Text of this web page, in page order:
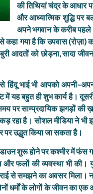
की तिथियां चंद्र के आधार पर
और आध्यात्मिक शुद्धि पर
अपने भगवान के करीब पहले
गया है कि उपवास (रोज़ा)
आदतों को छोड़ना, सादा
ऐसे हिंदू भाई भी आपको
में यह बहुत ही शुभ कार्य है।
पर साम्प्रदायिक झगड़ों
रहा है। सोशल मीडिया ने
पर उद्धृत किया जा सकता है।
शुरू होने पर कश्मीर में फंस
और फलों की व्यवस्था भी की।
से समझने का अवसर मिला।
धर्मों के लोगों के जीवन का